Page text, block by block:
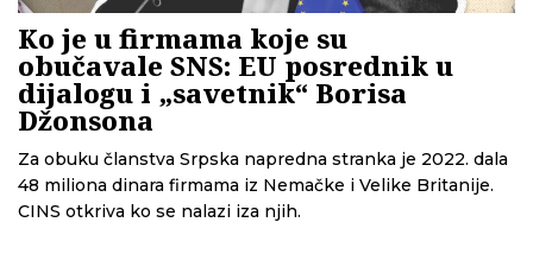
Ko je u firmama koje su
obučavale SNS: EU posrednik u
dijalogu i „savetnik“ Borisa
Džonsona
Za obuku članstva Srpska napredna stranka je 2022. dala
48 miliona dinara firmama iz Nemačke i Velike Britanije.
CINS otkriva ko se nalazi iza njih.